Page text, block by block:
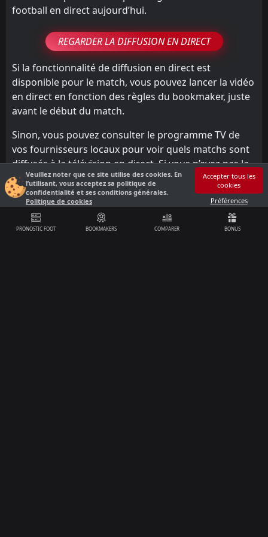
Veuillez noter que ce site utilise des cookies. En
l’utilisant, vous acceptez sa politique de
confidentialité et ses conditions générales.
Politique de cookies
Accepter tous les
cookies
Préférences
football en direct aujourd’hui.
REGARDER LA DIFFUSION EN DIRECT
Si la fonctionnalité de diffusion en direct est
disponible pour le match, vous pouvez lancer la vidéo
en direct en fonction des règles du bookmaker, juste
avant le début du match.
Sinon, vous pouvez consulter le programme TV de
vos fournisseurs locaux pour voir quels matchs sont
diffusés à la télévision en direct. Si vous n’avez pas la
possibilité de regarder en direct le match
Internacional vs Fluminense, vous pouvez toujours
choisir certains bookmakers recommandés et suivre
les graphiques en direct (i.e. Suivi du Match) ainsi que
PRONOSTIC FOOT BOOKMAKERS COMPARER BONUS